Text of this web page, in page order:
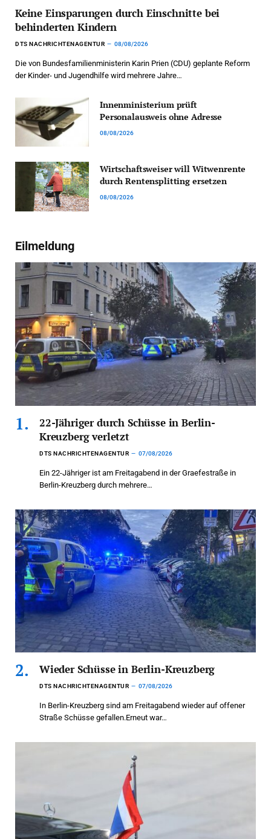
Keine Einsparungen durch Einschnitte bei
behinderten Kindern
DTS NACHRICHTENAGENTUR 08/08/2026
Die von Bundesfamilienministerin Karin Prien (CDU) geplante Reform
der Kinder- und Jugendhilfe wird mehrere Jahre…
Innenministerium prüft
Personalausweis ohne Adresse
08/08/2026
Wirtschaftsweiser will Witwenrente
durch Rentensplitting ersetzen
08/08/2026
Eilmeldung
22-Jähriger durch Schüsse in Berlin-
Kreuzberg verletzt
DTS NACHRICHTENAGENTUR 07/08/2026
Ein 22-Jähriger ist am Freitagabend in der Graefestraße in
Berlin-Kreuzberg durch mehrere…
Wieder Schüsse in Berlin-Kreuzberg
DTS NACHRICHTENAGENTUR 07/08/2026
In Berlin-Kreuzberg sind am Freitagabend wieder auf offener
Straße Schüsse gefallen.Erneut war…